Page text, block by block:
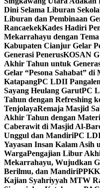
Dini Selama Liburan
Liburan dan Pembinaan
RancaekekKades Hadiri
Mekarrahayu dengan Tema
Kabupaten Cianjur Gelar
Generasi PenerusKOSAN
Akhir Tahun untuk
Gelar “Pesona Sahabat”
KatapangPC LDII
Sayang Heulang GarutPC
Tahun dengan Refreshing
TenjolayaRemaja Masjid
Akhir Tahun dengan
Caberawit di Masjid Al-
Unggul dan MandiriPC
Yayasan Insan Kalam Asih
WargaPengajian Libur
Mekarrahayu, Wujudkan
Berilmu, dan Mandiri
Kajian Syahriyyah MTW